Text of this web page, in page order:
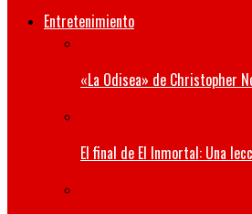
Entretenimiento
«La Odisea» de Christopher
El final de El Inmortal: Una